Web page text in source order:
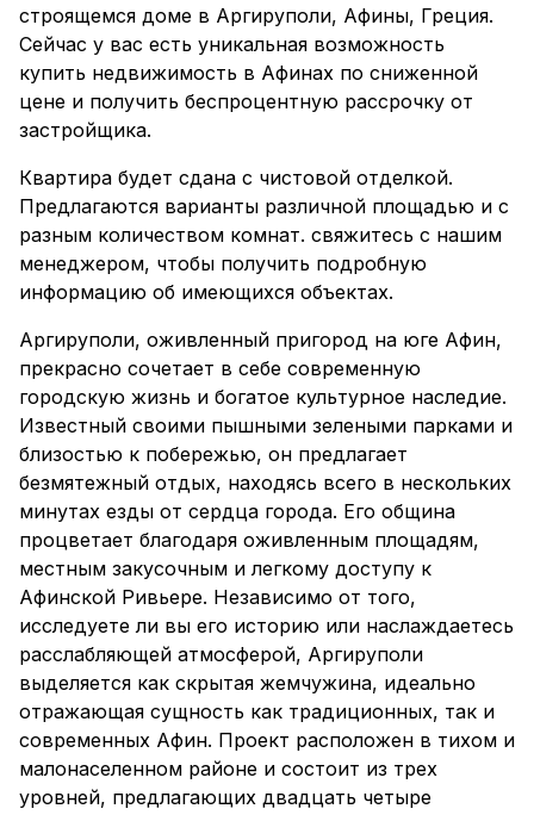
строящемся доме в Аргируполи, Афины, Греция.
Сейчас у вас есть уникальная возможность
купить недвижимость в Афинах по сниженной
цене и получить беспроцентную рассрочку от
застройщика.
Квартира будет сдана с чистовой отделкой.
Предлагаются варианты различной площадью и с
разным количеством комнат. свяжитесь с нашим
менеджером, чтобы получить подробную
информацию об имеющихся объектах.
Аргируполи, оживленный пригород на юге Афин,
прекрасно сочетает в себе современную
городскую жизнь и богатое культурное наследие.
Известный своими пышными зелеными парками и
близостью к побережью, он предлагает
безмятежный отдых, находясь всего в нескольких
минутах езды от сердца города. Его община
процветает благодаря оживленным площадям,
местным закусочным и легкому доступу к
Афинской Ривьере. Независимо от того,
исследуете ли вы его историю или наслаждаетесь
расслабляющей атмосферой, Аргируполи
выделяется как скрытая жемчужина, идеально
отражающая сущность как традиционных, так и
современных Афин. Проект расположен в тихом и
малонаселенном районе и состоит из трех
уровней, предлагающих двадцать четыре